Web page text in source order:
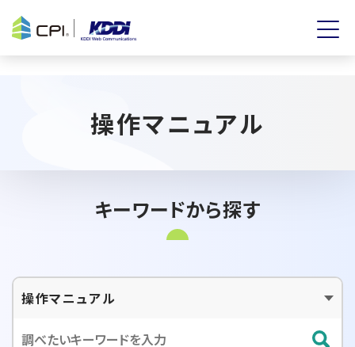
操作マニュアル
キーワードから探す